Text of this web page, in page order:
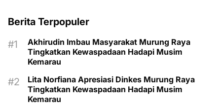
Berita Terpopuler
Akhirudin Imbau Masyarakat Murung Raya
Tingkatkan Kewaspadaan Hadapi Musim
Kemarau
Lita Norfiana Apresiasi Dinkes Murung Raya
Tingkatkan Kewaspadaan Hadapi Musim
Kemarau